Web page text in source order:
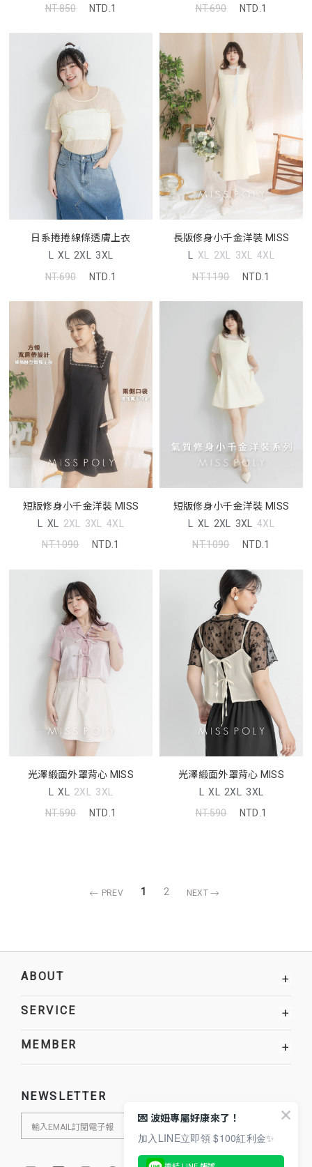
NT.850
NTD.1
NT.690
NTD.1
日系捲捲線條透膚上衣
L XL 2XL 3XL
NT.690
NTD.1
長版修身小千金洋裝 MISS
L XL 2XL 3XL 4XL
NT.1190
NTD.1
短版修身小千金洋裝 MISS
L XL 2XL 3XL 4XL
NT.1090
NTD.1
短版修身小千金洋裝 MISS
L XL 2XL 3XL 4XL
NT.1090
NTD.1
光澤緞面外罩背心 MISS
L XL 2XL 3XL
NT.590
NTD.1
光澤緞面外罩背心 MISS
L XL 2XL 3XL
NT.590
NTD.1
PREV 1 2 NEXT
ABOUT +
SERVICE +
MEMBER +
NEWSLETTER
💌 波妞專屬好康來了！
加入LINE立即領 $100紅利金✨